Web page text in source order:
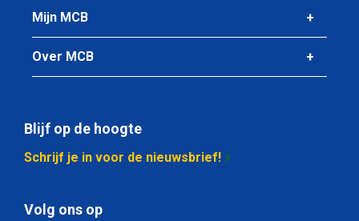
Magnelis plaat S250GD+ZM310 M-A-C 2500x1250x2
Stuks gewicht in kg
50,00
Selecteer
Artikelnummer
Magnelis plaat S250GD+ZM310 M-A-C 3000x1500x2
Mijn MCB
Over MCB
Blijf op de hoogte
Schrijf je in voor de nieuwsbrief!
Volg ons op